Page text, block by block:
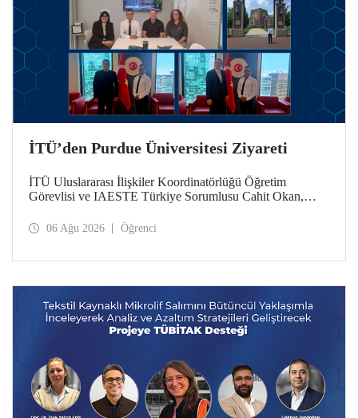
İTÜ’den Purdue Üniversitesi Ziyareti
İTÜ Uluslararası İlişkiler Koordinatörlüğü Öğretim
Görevlisi ve IAESTE Türkiye Sorumlusu Cahit Okan,
Temmuz tarihlerinde ABD’de dünyanın önde gelen
06 Ağu 2026 Öğrenci